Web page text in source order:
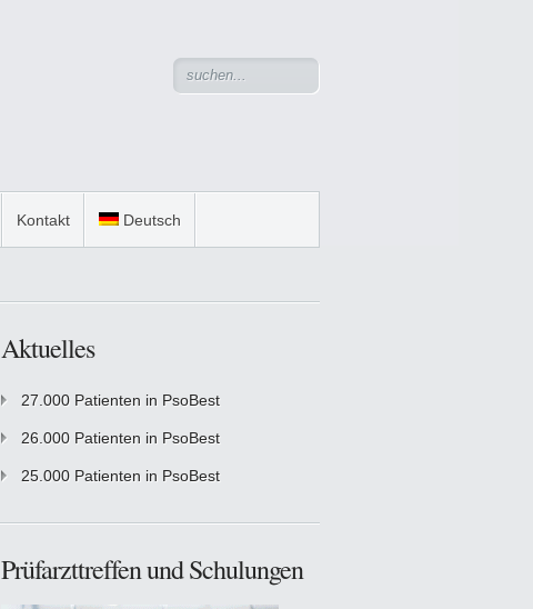
Kontakt Deutsch
Aktuelles
27.000 Patienten in PsoBest
26.000 Patienten in PsoBest
25.000 Patienten in PsoBest
Prüfarzttreffen und Schulungen